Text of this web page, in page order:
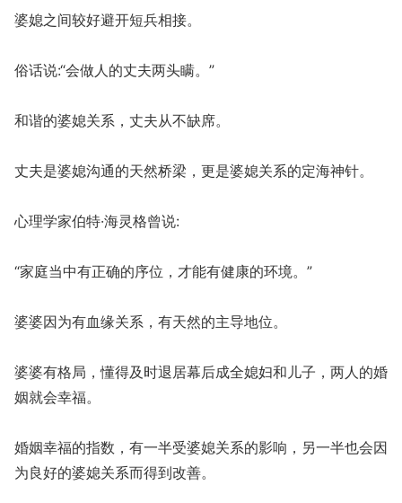
婆媳之间较好避开短兵相接。
俗话说:“会做人的丈夫两头瞒。”
和谐的婆媳关系，丈夫从不缺席。
丈夫是婆媳沟通的天然桥梁，更是婆媳关系的定海神针。
心理学家伯特·海灵格曾说:
“家庭当中有正确的序位，才能有健康的环境。”
婆婆因为有血缘关系，有天然的主导地位。
婆婆有格局，懂得及时退居幕后成全媳妇和儿子，两人的婚
姻就会幸福。
婚姻幸福的指数，有一半受婆媳关系的影响，另一半也会因
为良好的婆媳关系而得到改善。